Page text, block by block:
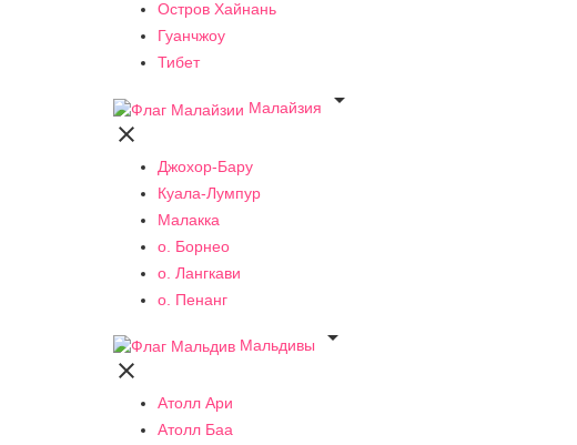
Остров Хайнань
Гуанчжоу
Тибет
Малайзия


Джохор-Бару
Куала-Лумпур
Малакка
о. Борнео
о. Лангкави
о. Пенанг
Мальдивы


Атолл Ари
Атолл Баа